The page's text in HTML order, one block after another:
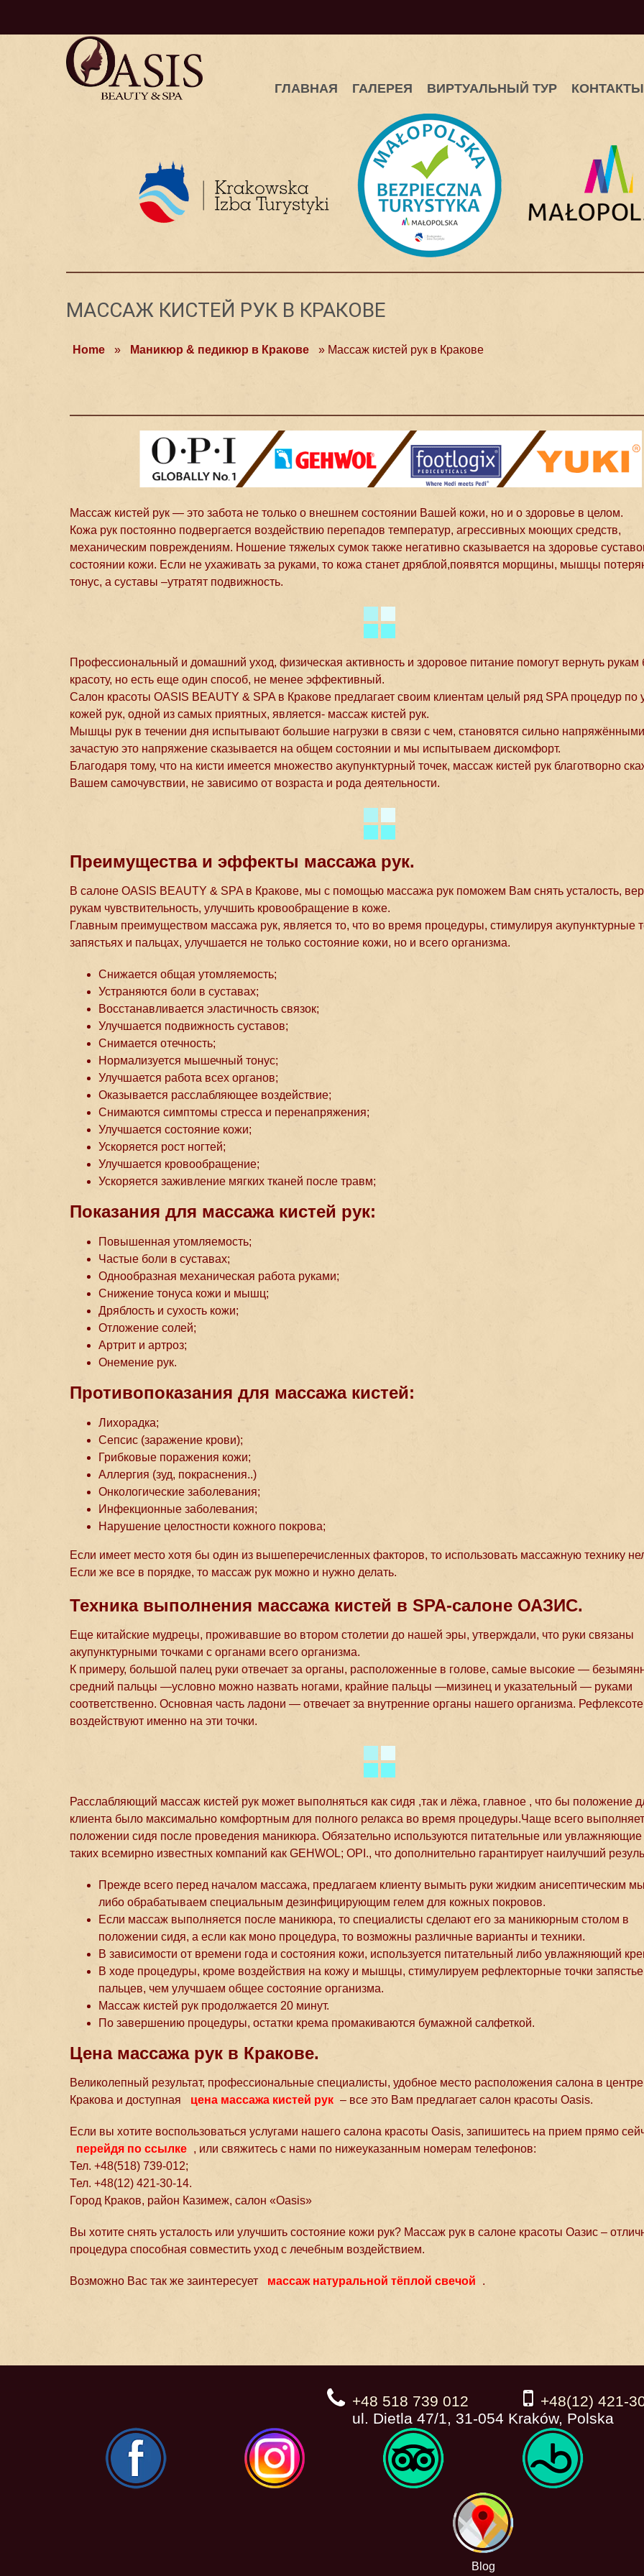
ГЛАВНАЯ ГАЛЕРЕЯ ВИРТУАЛЬНЫЙ ТУР КОНТАКТЫ
МАССАЖ КИСТЕЙ РУК В КРАКОВЕ
Home » Маникюр & педикюр в Кракове » Массаж кистей рук в Кракове
Массаж кистей рук — это забота не только о внешнем состоянии Вашей кожи, но и о здоровье в целом.
Кожа рук постоянно подвергается воздействию перепадов температур, агрессивных моющих средств,
механическим повреждениям. Ношение тяжелых сумок также негативно сказывается на здоровье
состоянии кожи. Если не ухаживать за руками, то кожа станет дряблой,появятся морщины, мышцы
тонус, а суставы –утратят подвижность.
Профессиональный и домашний уход, физическая активность и здоровое питание помогут вернуть
красоту, но есть еще один способ, не менее эффективный.
Салон красоты OASIS BEAUTY & SPA в Кракове предлагает своим клиентам целый ряд SPA процедур по
кожей рук, одной из самых приятных, является- массаж кистей рук.
Мышцы рук в течении дня испытывают большие нагрузки в связи с чем, становятся сильно
зачастую это напряжение сказывается на общем состоянии и мы испытываем дискомфорт.
Благодаря тому, что на кисти имеется множество акупунктурный точек, массаж кистей рук благотворно
Вашем самочувствии, не зависимо от возраста и рода деятельности.
Преимущества и эффекты массажа рук.
В салоне OASIS BEAUTY & SPA в Кракове, мы с помощью массажа рук поможем Вам снять усталость,
рукам чувствительность, улучшить кровообращение в коже.
Главным преимуществом массажа рук, является то, что во время процедуры, стимулируя акупунктурные
запястьях и пальцах, улучшается не только состояние кожи, но и всего организма.
Снижается общая утомляемость;
Устраняются боли в суставах;
Восстанавливается эластичность связок;
Улучшается подвижность суставов;
Снимается отечность;
Нормализуется мышечный тонус;
Улучшается работа всех органов;
Оказывается расслабляющее воздействие;
Снимаются симптомы стресса и перенапряжения;
Улучшается состояние кожи;
Ускоряется рост ногтей;
Улучшается кровообращение;
Ускоряется заживление мягких тканей после травм;
Показания для массажа кистей рук:
Повышенная утомляемость;
Частые боли в суставах;
Однообразная механическая работа руками;
Снижение тонуса кожи и мышц;
Дряблость и сухость кожи;
Отложение солей;
Артрит и артроз;
Онемение рук.
Противопоказания для массажа кистей:
Лихорадка;
Сепсис (заражение крови);
Грибковые поражения кожи;
Аллергия (зуд, покраснения..)
Онкологические заболевания;
Инфекционные заболевания;
Нарушение целостности кожного покрова;
Если имеет место хотя бы один из вышеперечисленных факторов, то использовать массажную технику
Если же все в порядке, то массаж рук можно и нужно делать.
Техника выполнения массажа кистей в SPA-салоне ОАЗИС.
Еще китайские мудрецы, проживавшие во втором столетии до нашей эры, утверждали, что руки связаны
акупунктурными точками с органами всего организма.
К примеру, большой палец руки отвечает за органы, расположенные в голове, самые высокие —
средний пальцы —условно можно назвать ногами, крайние пальцы —мизинец и указательный — руками
соответственно. Основная часть ладони — отвечает за внутренние органы нашего организма.
воздействуют именно на эти точки.
Расслабляющий массаж кистей рук может выполняться как сидя ,так и лёжа, главное , что бы положение
клиента было максимально комфортным для полного релакса во время процедуры.Чаще всего
положении сидя после проведения маникюра. Обязательно используются питательные или
таких всемирно известных компаний как GEHWOL; OPI., что дополнительно гарантирует наилучший
Прежде всего перед началом массажа, предлагаем клиенту вымыть руки жидким анисептическим
либо обрабатываем специальным дезинфицирующим гелем для кожных покровов.
Если массаж выполняется после маникюра, то специалисты сделают его за маникюрным столом в
положении сидя, а если как моно процедура, то возможны различные варианты и техники.
В зависимости от времени года и состояния кожи, используется питательный либо увлажняющий
В ходе процедуры, кроме воздействия на кожу и мышцы, стимулируем рефлекторные точки
пальцев, чем улучшаем общее состояние организма.
Массаж кистей рук продолжается 20 минут.
По завершению процедуры, остатки крема промакиваются бумажной салфеткой.
Цена массажа рук в Кракове.
Великолепный результат, профессиональные специалисты, удобное место расположения салона в центре
Кракова и доступная
цена массажа кистей рук – все это Вам предлагает салон красоты Oasis.
Если вы хотите воспользоваться услугами нашего салона красоты Oasis, запишитесь на прием прямо
перейдя по ссылке , или свяжитесь с нами по нижеуказанным номерам телефонов:
Тел. +48(518) 739-012;
Тел. +48(12) 421-30-14.
Город Краков, район Казимеж, салон «Oasis»
Вы хотите снять усталость или улучшить состояние кожи рук? Массаж рук в салоне красоты Оазис –
процедура способная совместить уход с лечебным воздействием.
Возможно Вас так же заинтересует массаж натуральной тёплой свечой .
+48 518 739 012
+48(12) 421-
ul. Dietla 47/1, 31-054 Kraków, Polska
Blog